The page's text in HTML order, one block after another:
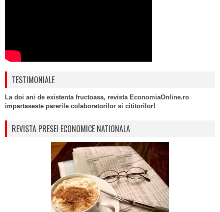
TESTIMONIALE
La doi ani de existenta fructoasa, revista EconomiaOnline.ro
impartaseste parerile colaboratorilor si cititorilor!
REVISTA PRESEI ECONOMICE NATIONALA